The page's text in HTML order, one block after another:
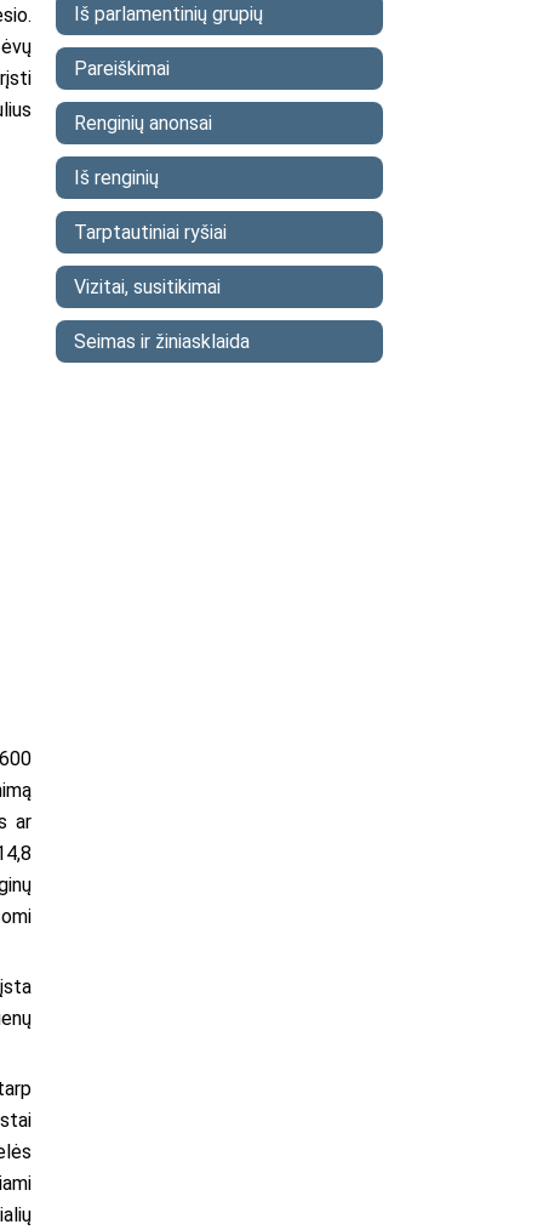
ar
Iš parlamentinių grupių
Pareiškimai
Renginių anonsai
Iš renginių
Tarptautiniai ryšiai
Vizitai, susitikimai
Seimas ir žiniasklaida